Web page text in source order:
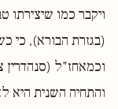
ויקבר כמו שיצירתו
(בגזרת הבורא), כי
וכמאחז"ל (סנהדרין
והתחיה השנית היא